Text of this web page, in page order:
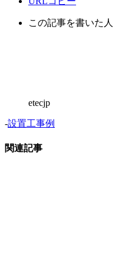
この記事を書いた人
etecjp
-設置工事例
関連記事